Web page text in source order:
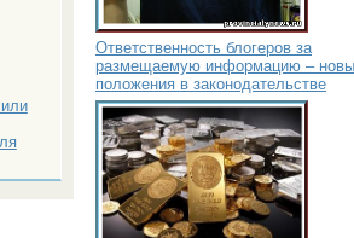
Ответственность блогеров за
размещаемую информацию –
положения в законодательстве